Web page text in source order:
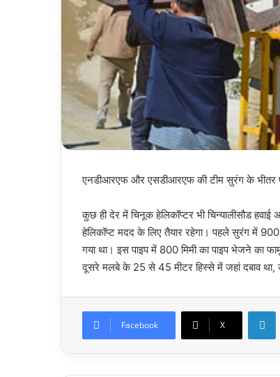
एनडीआरएफ और एसडीआरएफ की टीम सुरंग के भीतर
कुछ ही देर में चिनूक हेलिकॉप्टर भी चिन्यालीसौड
हेलिकॉप्ट मदद के लिए तैयार रहेगा। पहले सुरंग में
गया था। इस पाइप में 800 मिमी का पाइप भेजने का
दूसरे मलबे के 25 से 45 मीटर हिस्से में जहां दबाव था,
Facebook X